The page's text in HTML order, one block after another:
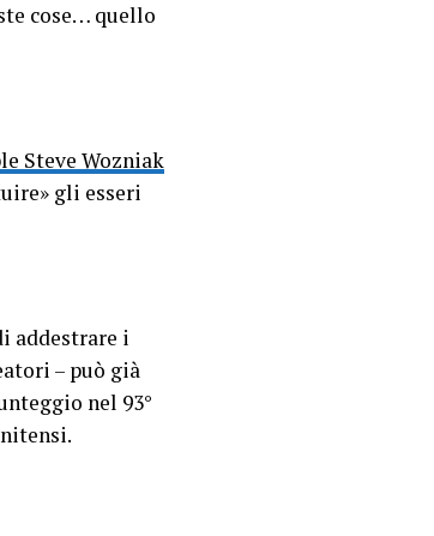
cose… quello
Steve Wozniak
gli esseri
addestrare i
– può già
nel 93°